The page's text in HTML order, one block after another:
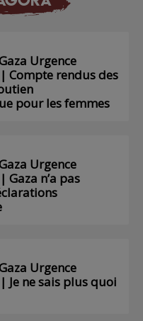
Urgence
| Compte rendus des
pour les femmes
Urgence
Gaza n’a pas
Urgence
| Je ne sais plus quoi